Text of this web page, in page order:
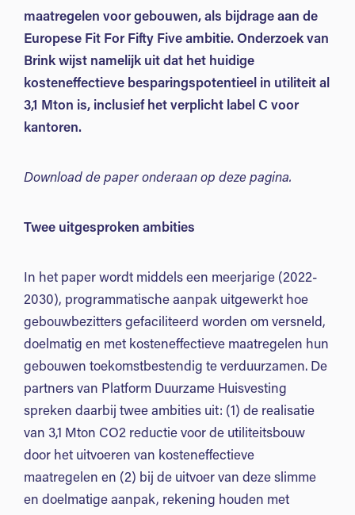
maatregelen voor gebouwen, als bijdrage aan de
Europese Fit For Fifty Five ambitie. Onderzoek van
Brink wijst namelijk uit dat het huidige
kosteneffectieve besparingspotentieel in utiliteit al
3,1 Mton is, inclusief het verplicht label C voor
kantoren.
Download de paper onderaan op deze pagina.
Twee uitgesproken ambities
In het paper wordt middels een meerjarige (2022-
2030), programmatische aanpak uitgewerkt hoe
gebouwbezitters gefaciliteerd worden om versneld,
doelmatig en met kosteneffectieve maatregelen hun
gebouwen toekomstbestendig te verduurzamen. De
partners van Platform Duurzame Huisvesting
spreken daarbij twee ambities uit: (1) de realisatie
van 3,1 Mton CO2 reductie voor de utiliteitsbouw
door het uitvoeren van kosteneffectieve
maatregelen en (2) bij de uitvoer van deze slimme
en doelmatige aanpak, rekening houden met